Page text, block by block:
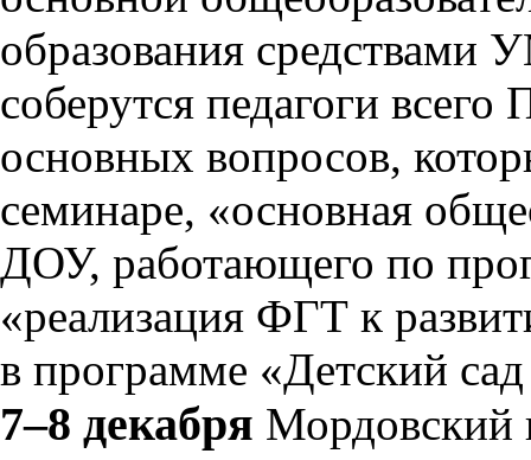
образования
соберутся педагоги
основных вопросов,
семинаре, «основная
ДОУ, работающего по
«реализация ФГТ к
в программе «Детский
7–8 декабря Мордовский